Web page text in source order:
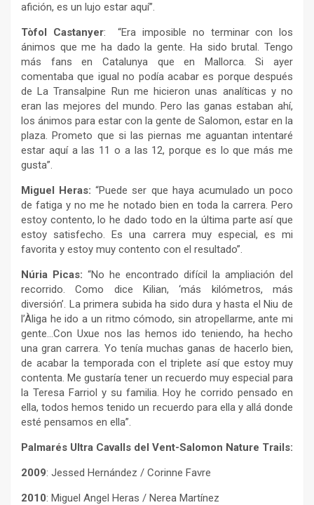
afición, es un lujo estar aquí”.
Tòfol Castanyer: “Era imposible no terminar con los
ánimos que me ha dado la gente. Ha sido brutal. Tengo
más fans en Catalunya que en Mallorca. Si ayer
comentaba que igual no podía acabar es porque después
de La Transalpine Run me hicieron unas analíticas y no
eran las mejores del mundo. Pero las ganas estaban ahí,
los ánimos para estar con la gente de Salomon, estar en la
plaza. Prometo que si las piernas me aguantan intentaré
estar aquí a las 11 o a las 12, porque es lo que más me
gusta”.
Miguel Heras: “Puede ser que haya acumulado un poco
de fatiga y no me he notado bien en toda la carrera. Pero
estoy contento, lo he dado todo en la última parte así que
estoy satisfecho. Es una carrera muy especial, es mi
favorita y estoy muy contento con el resultado”.
Núria Picas: “No he encontrado difícil la ampliación del
recorrido. Como dice Kilian, ‘más kilómetros, más
diversión’. La primera subida ha sido dura y hasta el Niu de
l’Àliga he ido a un ritmo cómodo, sin atropellarme, ante mi
gente…Con Uxue nos las hemos ido teniendo, ha hecho
una gran carrera. Yo tenía muchas ganas de hacerlo bien,
de acabar la temporada con el triplete así que estoy muy
contenta. Me gustaría tener un recuerdo muy especial para
la Teresa Farriol y su familia. Hoy he corrido pensado en
ella, todos hemos tenido un recuerdo para ella y allá donde
esté pensamos en ella”.
Palmarés Ultra Cavalls del Vent-Salomon Nature Trails:
2009: Jessed Hernández / Corinne Favre
2010: Miguel Angel Heras / Nerea Martínez